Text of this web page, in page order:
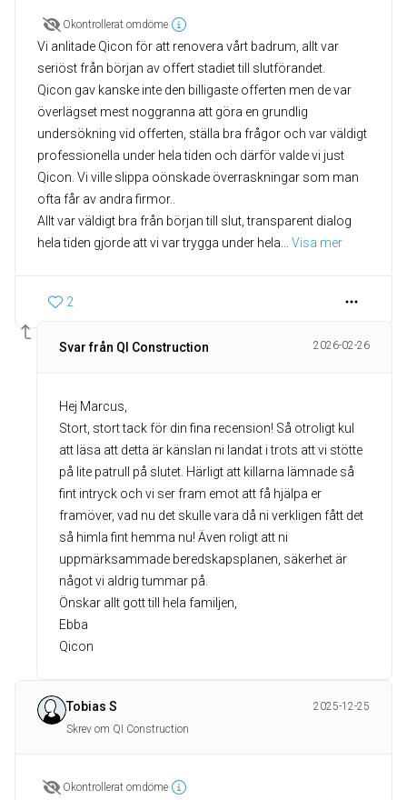
Okontrollerat omdöme
Vi anlitade Qicon för att renovera vårt badrum, allt var
seriöst från början av offert stadiet till slutförandet.
Qicon gav kanske inte den billigaste offerten men de var
överlägset mest noggranna att göra en grundlig
undersökning vid offerten, ställa bra frågor och var väldigt
professionella under hela tiden och därför valde vi just
Qicon. Vi ville slippa oönskade överraskningar som man
ofta får av andra firmor..
Allt var väldigt bra från början till slut, transparent dialog
hela tiden gjorde att vi var trygga under hela
Visa mer
2
Svar från QI Construction 2026-02-26
Hej Marcus,
Stort, stort tack för din fina recension! Så otroligt kul
att läsa att detta är känslan ni landat i trots att vi stötte
på lite patrull på slutet. Härligt att killarna lämnade så
fint intryck och vi ser fram emot att få hjälpa er
framöver, vad nu det skulle vara då ni verkligen fått det
så himla fint hemma nu! Även roligt att ni
uppmärksammade beredskapsplanen, säkerhet är
något vi aldrig tummar på.
Önskar allt gott till hela familjen,
Ebba
Qicon
Tobias S
2025-12-25
Skrev om QI Construction
Okontrollerat omdöme